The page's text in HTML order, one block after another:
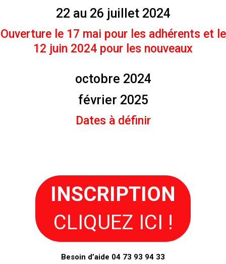
22 au 26 juillet 2024
Ouverture le 17 mai pour les adhérents et le
12 juin 2024 pour les nouveaux
octobre 2024
février 2025
Dates à définir
INSCRIPTION
CLIQUEZ ICI !
Besoin d’aide 04 73 93 94 33